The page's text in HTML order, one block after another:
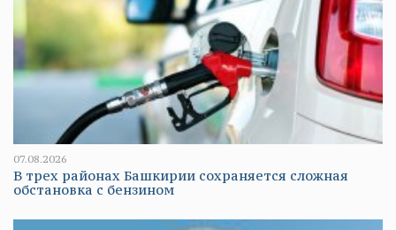
07.08.2026
В трех районах Башкирии сохраняется сложная
обстановка с бензином